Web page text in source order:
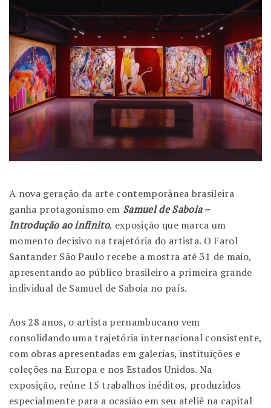
A nova geração da arte contemporânea brasileira
ganha protagonismo em Samuel de Saboia –
Introdução ao infinito, exposição que marca um
momento decisivo na trajetória do artista. O Farol
Santander São Paulo recebe a mostra até 31 de maio,
apresentando ao público brasileiro a primeira grande
individual de Samuel de Saboia no país.
Aos 28 anos, o artista pernambucano vem
consolidando uma trajetória internacional consistente,
com obras apresentadas em galerias, instituições e
coleções na Europa e nos Estados Unidos. Na
exposição, reúne 15 trabalhos inéditos, produzidos
especialmente para a ocasião em seu ateliê na capital